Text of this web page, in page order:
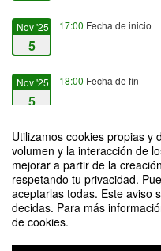
Utilizamos cookies propias y
volumen y la interacción de
mejorar a partir de la
respetando tu privacidad.
aceptarlas todas. Este aviso
decidas. Para más
de cookies.
Nov '25
5
17:00 Fecha de inicio
Nov '25
5
18:00 Fecha de fin
COMILLAS POR DENTRO:
CON ALMA. Semana de la
Organizado por la